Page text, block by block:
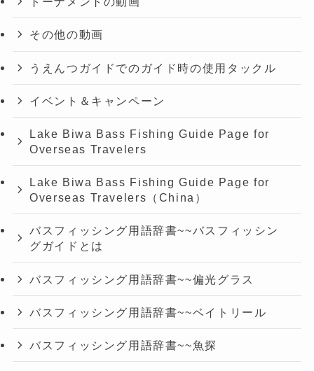
その他の動画
うえんつガイドでのガイド時の使用タックル
イベント＆キャンペーン
Lake Biwa Bass Fishing Guide Page for
Overseas Travelers
Lake Biwa Bass Fishing Guide Page for
Overseas Travelers（China）
バスフィッシング用語辞書~~バスフィッシン
グガイドとは
バスフィッシング用語辞書~~偏光グラス
バスフィッシング用語辞書~~ベイトリール
バスフィッシング用語辞書~~魚探